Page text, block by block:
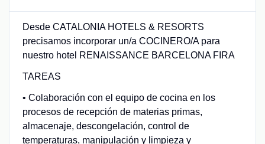
Desde CATALONIA HOTELS & RESORTS
precisamos incorporar un/a COCINERO/A para
nuestro hotel RENAISSANCE BARCELONA FIRA
TAREAS
• Colaboración con el equipo de cocina en los
procesos de recepción de materias primas,
almacenaje, descongelación, control de
temperaturas, manipulación y limpieza y